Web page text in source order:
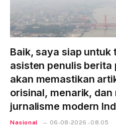
Baik, saya siap untuk
asisten penulis
akan memastikan
orisinal, menarik,
jurnalisme modern
Nasional 06-08-2026 - 08.05